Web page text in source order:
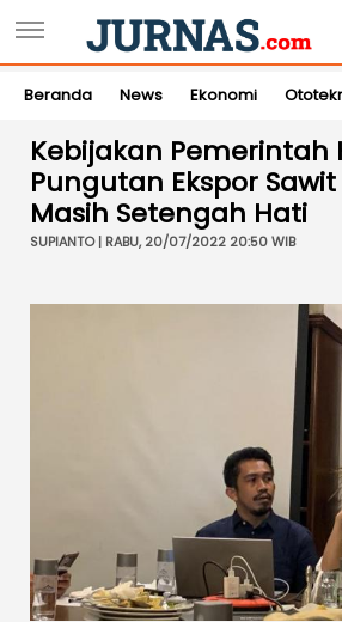
Beranda News Ekonomi
Kebijakan Pemerintah
Pungutan Ekspor
Masih Setengah Hati
SUPIANTO | RABU, 20/07/2022 20:50 WIB